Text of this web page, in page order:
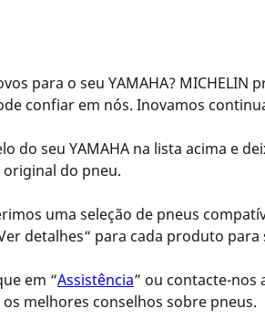
para o seu YAMAHA?
confiar em nós. Inovamos
do seu YAMAHA na lista acima e
do pneu.
uma seleção de pneus
detalhes“ para cada produto
em “Assistência” ou contacte-nos
melhores conselhos sobre pneus.